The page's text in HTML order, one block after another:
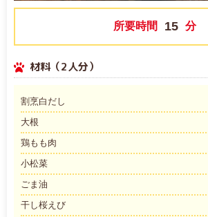
所要時間 15 分
材料（2人分）
割烹白だし
大根
鶏もも肉
小松菜
ごま油
干し桜えび